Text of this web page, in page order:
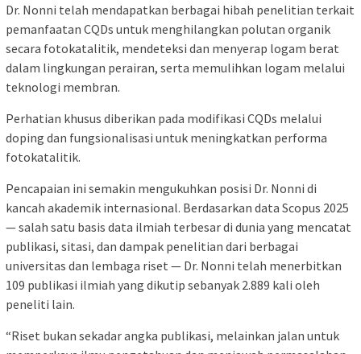
Dr. Nonni telah mendapatkan berbagai hibah penelitian terkait
pemanfaatan CQDs untuk menghilangkan polutan organik
secara fotokatalitik, mendeteksi dan menyerap logam berat
dalam lingkungan perairan, serta memulihkan logam melalui
teknologi membran.
Perhatian khusus diberikan pada modifikasi CQDs melalui
doping dan fungsionalisasi untuk meningkatkan performa
fotokatalitik.
Pencapaian ini semakin mengukuhkan posisi Dr. Nonni di
kancah akademik internasional. Berdasarkan data Scopus 2025
— salah satu basis data ilmiah terbesar di dunia yang mencatat
publikasi, sitasi, dan dampak penelitian dari berbagai
universitas dan lembaga riset — Dr. Nonni telah menerbitkan
109 publikasi ilmiah yang dikutip sebanyak 2.889 kali oleh
peneliti lain.
“Riset bukan sekadar angka publikasi, melainkan jalan untuk